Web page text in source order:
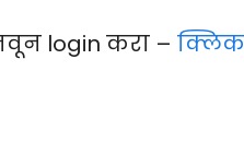
login करा – क्लिक